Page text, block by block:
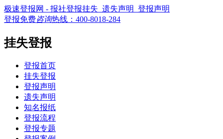
极速登报网 - 报社登报挂失_遗失声明_登报声明
登报免费咨询热线： 400-8018-284
挂失登报
登报首页
挂失登报
登报声明
遗失声明
知名报纸
登报流程
登报专题